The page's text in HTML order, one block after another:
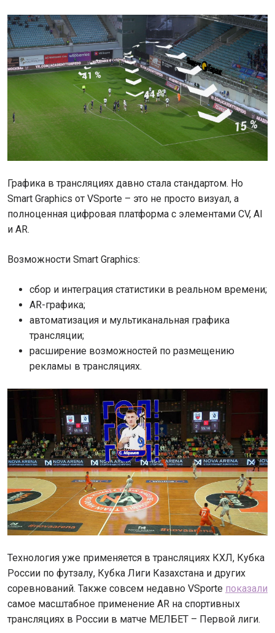
Графика в трансляциях давно стала стандартом. Но
Smart Graphics от VSporte – это не просто визуал, а
полноценная цифровая платформа с элементами CV, AI
и AR.
Возможности Smart Graphics:
сбор и интеграция статистики в реальном времени;
AR-графика;
автоматизация и мультиканальная графика
трансляции;
расширение возможностей по размещению
рекламы в трансляциях.
Технология уже применяется в трансляциях КХЛ, Кубка
России по футзалу, Кубка Лиги Казахстана и других
соревнований. Также совсем недавно VSporte показали
самое масштабное применение AR на спортивных
трансляциях в России в матче МЕЛБЕТ – Первой лиги.